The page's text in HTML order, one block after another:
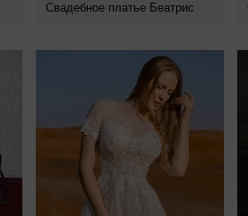
Свадебное платье Беатрис